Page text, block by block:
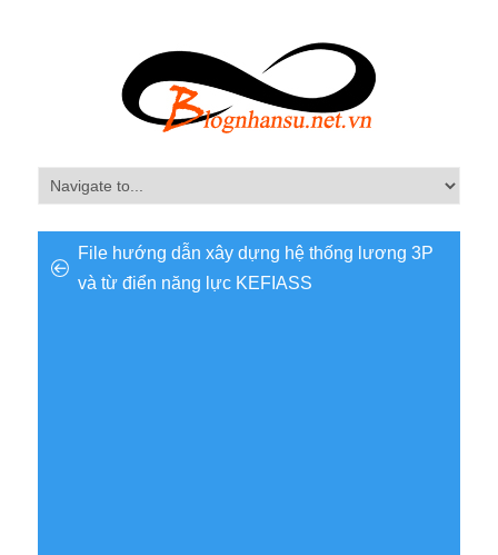
File hướng dẫn xây dựng hệ thống lương 3P
và từ điển năng lực KEFIASS